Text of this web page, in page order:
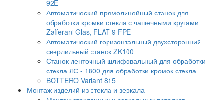
92E
Автоматический прямолинейный станок для
обработки кромки стекла с чашечными кругами
Zafferani Glas, FLAT 9 FPE
Автоматический горизонтальный двухсторонний
сверлильный станок ZK100
Станок ленточный шлифовальный для обработки
стекла ЛС - 1800 для обработки кромок стекла
BOTTERO Variant 815
Монтаж изделий из стекла и зеркала